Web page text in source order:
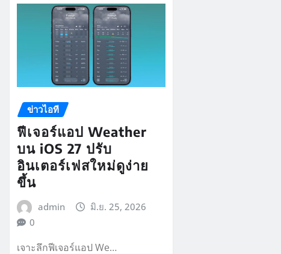
ข่าวไอที
ฟีเจอร์แอป Weather
บน iOS 27 ปรับ
อินเตอร์เฟสใหม่ดูง่าย
ขึ้น
admin
มิ.ย. 25, 2026
0
เจาะลึกฟีเจอร์แอป We…